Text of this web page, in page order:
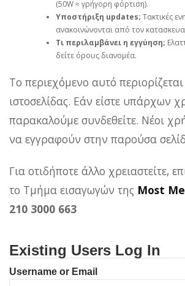
(50W ≈ γρήγορη φόρτιση).
Υποστήριξη updates; Τακτικές
ανακοινώνονται από τον
Τι περιλαμβάνει η εγγύηση;
δείτε όρους διανομέα.
Το περιεχόμενο αυτό
ιστοσελίδας. Εάν είστε υπάρχων
παρακαλούμε συνδεθείτε. Νέοι
να εγγραφούν στην παρούσα
Για οτιδήποτε άλλο χρειαστείτε,
το Τμήμα εισαγωγών της Most
210 3000 663
Existing Users Log In
Username or Email